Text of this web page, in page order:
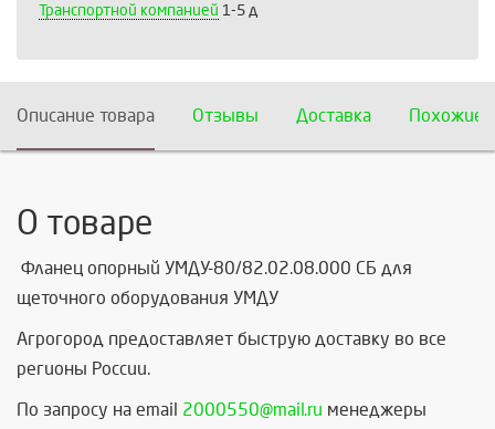
Транспортной компанией 1-5 д
Описание товара Отзывы Доставка Похожие
О товаре
Фланец опорный УМДУ-80/82.02.08.000 СБ для
щеточного оборудования УМДУ
Агрогород предоставляет быструю доставку во все
регионы России.
По запросу на email 2000550@mail.ru менеджеры